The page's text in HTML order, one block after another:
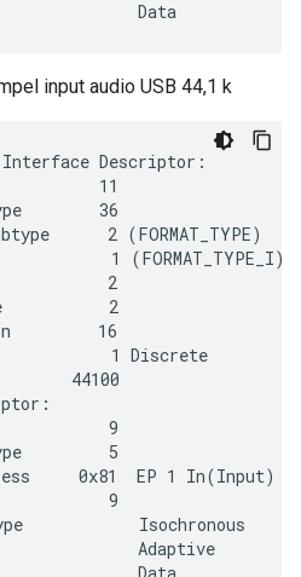
input audio USB 44,1 k
Interface Descriptor:
11
36
2 (FORMAT_TYPE)
1 (FORMAT_TYPE_I)
2
2
16
1 Discrete
44100
9
5
0x81  EP 1 In(Input)
9
Isochronous
Adaptive